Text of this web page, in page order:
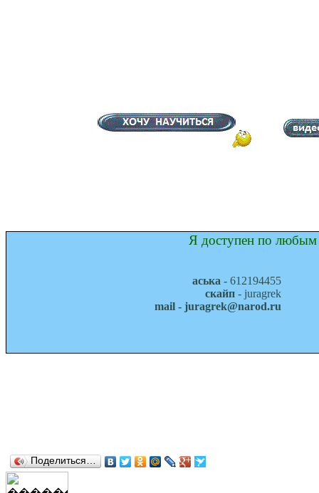
Я доступен по любым
аська - 612194455
скайп - juragrek
mail - juragrek@narod.ru
Поделиться…